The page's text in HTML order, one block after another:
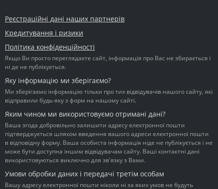
Реєстраційні дані наших партнерів
Кредитування і ризики
Політика конфіденційності
Якщо Ви просто переглядаєте сайт, інформація про Вас не збирається і
ні де не публікується.
Яку інформацію ми зберігаємо?
Ми зберігаємо інформацію тільки про тих відвідувачів нашого сайту, які
відправили будь-яку з форм на нашому сайті.
Яким чином ми використовуємо отримані дані?
Ваша згода добровільно залишити адресу електронної пошти
підтверджується шляхом введення вашого адреси електронної пошти
в відповідну форму. Ваша особиста інформація ніде не публікується і не
може бути доступна іншим відвідувачам сайту. Ваші контактні дані
використовуються виключно для зв'язку з Вами.
Умови обробки даних і передачі третім особам
Вашу адресу електронної пошти ніколи ні за яких умов не будуть